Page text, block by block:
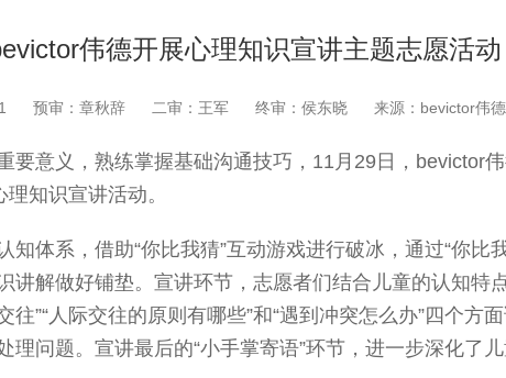
伟德开展心理知识宣讲主题志愿活动
预审：章秋辞 二审：王军 终审：侯东晓 来源：bevictor伟德
要意义，熟练掌握基础沟通技巧，11月29日，bevictor
知识宣讲活动。
体系，借助“你比我猜”互动游戏进行破冰，通过“你比
讲解做好铺垫。 宣讲环节，志愿者们结合儿童的认知特
往”“人际交往的原则有哪些”和“遇到冲突怎么办”四个方
问题。宣讲最后的“小手掌寄语”环节，进一步深化了